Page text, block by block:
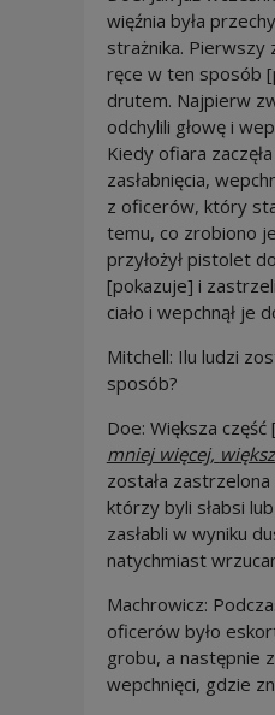
więźnia była
strażnika. Pierwszy
ręce w ten sposób
drutem. Najpierw
odchylili głowę i
Kiedy ofiara
zasłabnięcia,
z oficerów, który
temu, co zrobiono
przyłożył pistolet
[pokazuje] i
ciało i wepchnął je
Mitchell: Ilu ludzi
sposób?
Doe: Większa część [
mniej więcej,
została
którzy byli słabsi
zasłabli w wyniku
natychmiast
Machrowicz:
oficerów było
grobu, a następnie
wepchnięci, gdzie